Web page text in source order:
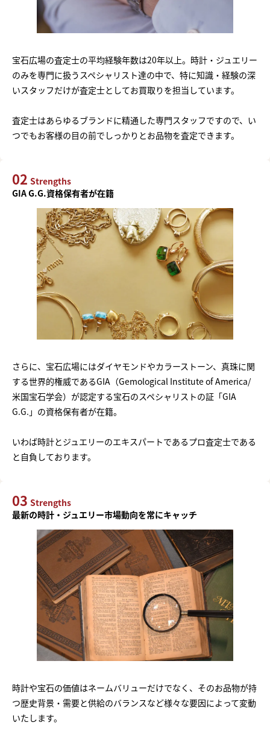
宝石広場の査定士の平均経験年数は20年以上。時計・ジュエリー
のみを専門に扱うスペシャリスト達の中で、特に知識・経験の深
いスタッフだけが査定士としてお買取りを担当しています。
査定士はあらゆるブランドに精通した専門スタッフですので、い
つでもお客様の目の前でしっかりとお品物を査定できます。
02 Strengths
GIA G.G.資格保有者が在籍
さらに、宝石広場にはダイヤモンドやカラーストーン、真珠に関
する世界的権威であるGIA（Gemological Institute of America/
米国宝石学会）が認定する宝石のスペシャリストの証「GIA
G.G.」の資格保有者が在籍。
いわば時計とジュエリーのエキスパートであるプロ査定士である
と自負しております。
03 Strengths
最新の時計・ジュエリー市場動向を常にキャッチ
時計や宝石の価値はネームバリューだけでなく、そのお品物が持
つ歴史背景・需要と供給のバランスなど様々な要因によって変動
いたします。